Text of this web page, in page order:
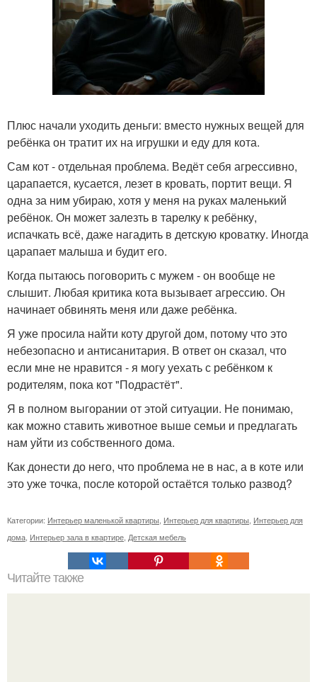
Плюс начали уходить деньги: вместо нужных вещей для
ребёнка он тратит их на игрушки и еду для кота.
Сам кот - отдельная проблема. Ведёт себя агрессивно,
царапается, кусается, лезет в кровать, портит вещи. Я
одна за ним убираю, хотя у меня на руках маленький
ребёнок. Он может залезть в тарелку к ребёнку,
испачкать всё, даже нагадить в детскую кроватку. Иногда
царапает малыша и будит его.
Когда пытаюсь поговорить с мужем - он вообще не
слышит. Любая критика кота вызывает агрессию. Он
начинает обвинять меня или даже ребёнка.
Я уже просила найти коту другой дом, потому что это
небезопасно и антисанитария. В ответ он сказал, что
если мне не нравится - я могу уехать с ребёнком к
родителям, пока кот "Подрастёт".
Я в полном выгорании от этой ситуации. Не понимаю,
как можно ставить животное выше семьи и предлагать
нам уйти из собственного дома.
Как донести до него, что проблема не в нас, а в коте или
это уже точка, после которой остаётся только развод?
Категории: Интерьер маленькой квартиры Интерьер для квартиры Интерьер для
дома Интерьер зала в квартире Детская мебель
Читайте также